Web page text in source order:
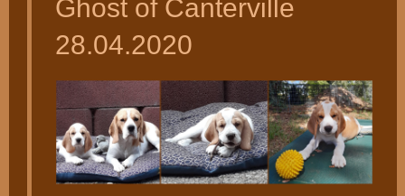
Ghost of Canterville
28.04.2020